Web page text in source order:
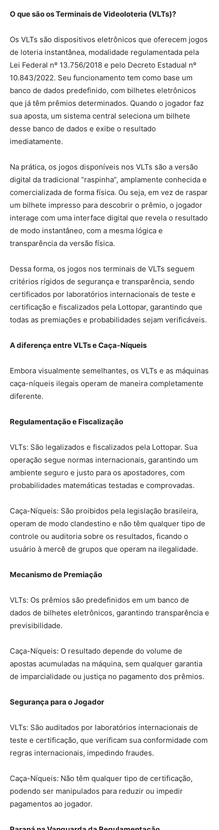
O que são os Terminais de Videoloteria (VLTs)?
Os VLTs são dispositivos eletrônicos que oferecem jogos
de loteria instantânea, modalidade regulamentada pela
Lei Federal nº 13.756/2018 e pelo Decreto Estadual nº
10.843/2022. Seu funcionamento tem como base um
banco de dados predefinido, com bilhetes eletrônicos
que já têm prêmios determinados. Quando o jogador faz
sua aposta, um sistema central seleciona um bilhete
desse banco de dados e exibe o resultado
imediatamente.
Na prática, os jogos disponíveis nos VLTs são a versão
digital da tradicional “raspinha”, amplamente conhecida e
comercializada de forma física. Ou seja, em vez de raspar
um bilhete impresso para descobrir o prêmio, o jogador
interage com uma interface digital que revela o resultado
de modo instantâneo, com a mesma lógica e
transparência da versão física.
Dessa forma, os jogos nos terminais de VLTs seguem
critérios rígidos de segurança e transparência, sendo
certificados por laboratórios internacionais de teste e
certificação e fiscalizados pela Lottopar, garantindo que
todas as premiações e probabilidades sejam verificáveis.
A diferença entre VLTs e Caça-Níqueis
Embora visualmente semelhantes, os VLTs e as máquinas
caça-níqueis ilegais operam de maneira completamente
diferente.
Regulamentação e Fiscalização
VLTs: São legalizados e fiscalizados pela Lottopar. Sua
operação segue normas internacionais, garantindo um
ambiente seguro e justo para os apostadores, com
probabilidades matemáticas testadas e comprovadas.
Caça-Níqueis: São proibidos pela legislação brasileira,
operam de modo clandestino e não têm qualquer tipo de
controle ou auditoria sobre os resultados, ficando o
usuário à mercê de grupos que operam na ilegalidade.
Mecanismo de Premiação
VLTs: Os prêmios são predefinidos em um banco de
dados de bilhetes eletrônicos, garantindo transparência e
previsibilidade.
Caça-Níqueis: O resultado depende do volume de
apostas acumuladas na máquina, sem qualquer garantia
de imparcialidade ou justiça no pagamento dos prêmios.
Segurança para o Jogador
VLTs: São auditados por laboratórios internacionais de
teste e certificação, que verificam sua conformidade com
regras internacionais, impedindo fraudes.
Caça-Níqueis: Não têm qualquer tipo de certificação,
podendo ser manipulados para reduzir ou impedir
pagamentos ao jogador.